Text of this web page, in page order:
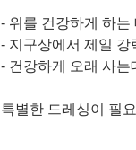
- 위를 건강하게 하는
- 지구상에서 제일 강
- 건강하게 오래 사는
특별한 드레싱이 필